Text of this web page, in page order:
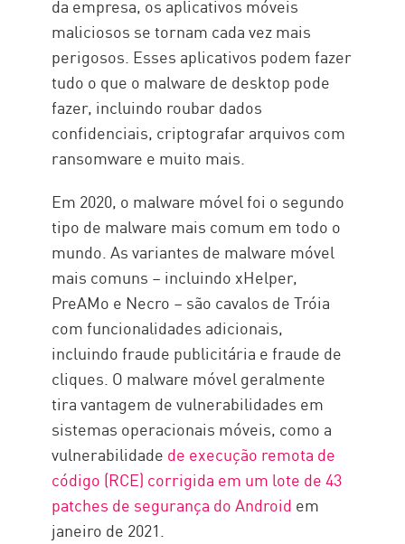
da empresa, os aplicativos móveis
maliciosos se tornam cada vez mais
perigosos. Esses aplicativos podem fazer
tudo o que o malware de desktop pode
fazer, incluindo roubar dados
confidenciais, criptografar arquivos com
ransomware e muito mais.
Em 2020, o malware móvel foi o segundo
tipo de malware mais comum em todo o
mundo. As variantes de malware móvel
mais comuns – incluindo xHelper,
PreAMo e Necro – são cavalos de Tróia
com funcionalidades adicionais,
incluindo fraude publicitária e fraude de
cliques. O malware móvel geralmente
tira vantagem de vulnerabilidades em
sistemas operacionais móveis, como a
vulnerabilidade de execução remota de
código (RCE) corrigida em um lote de 43
patches de segurança do Android em
janeiro de 2021.